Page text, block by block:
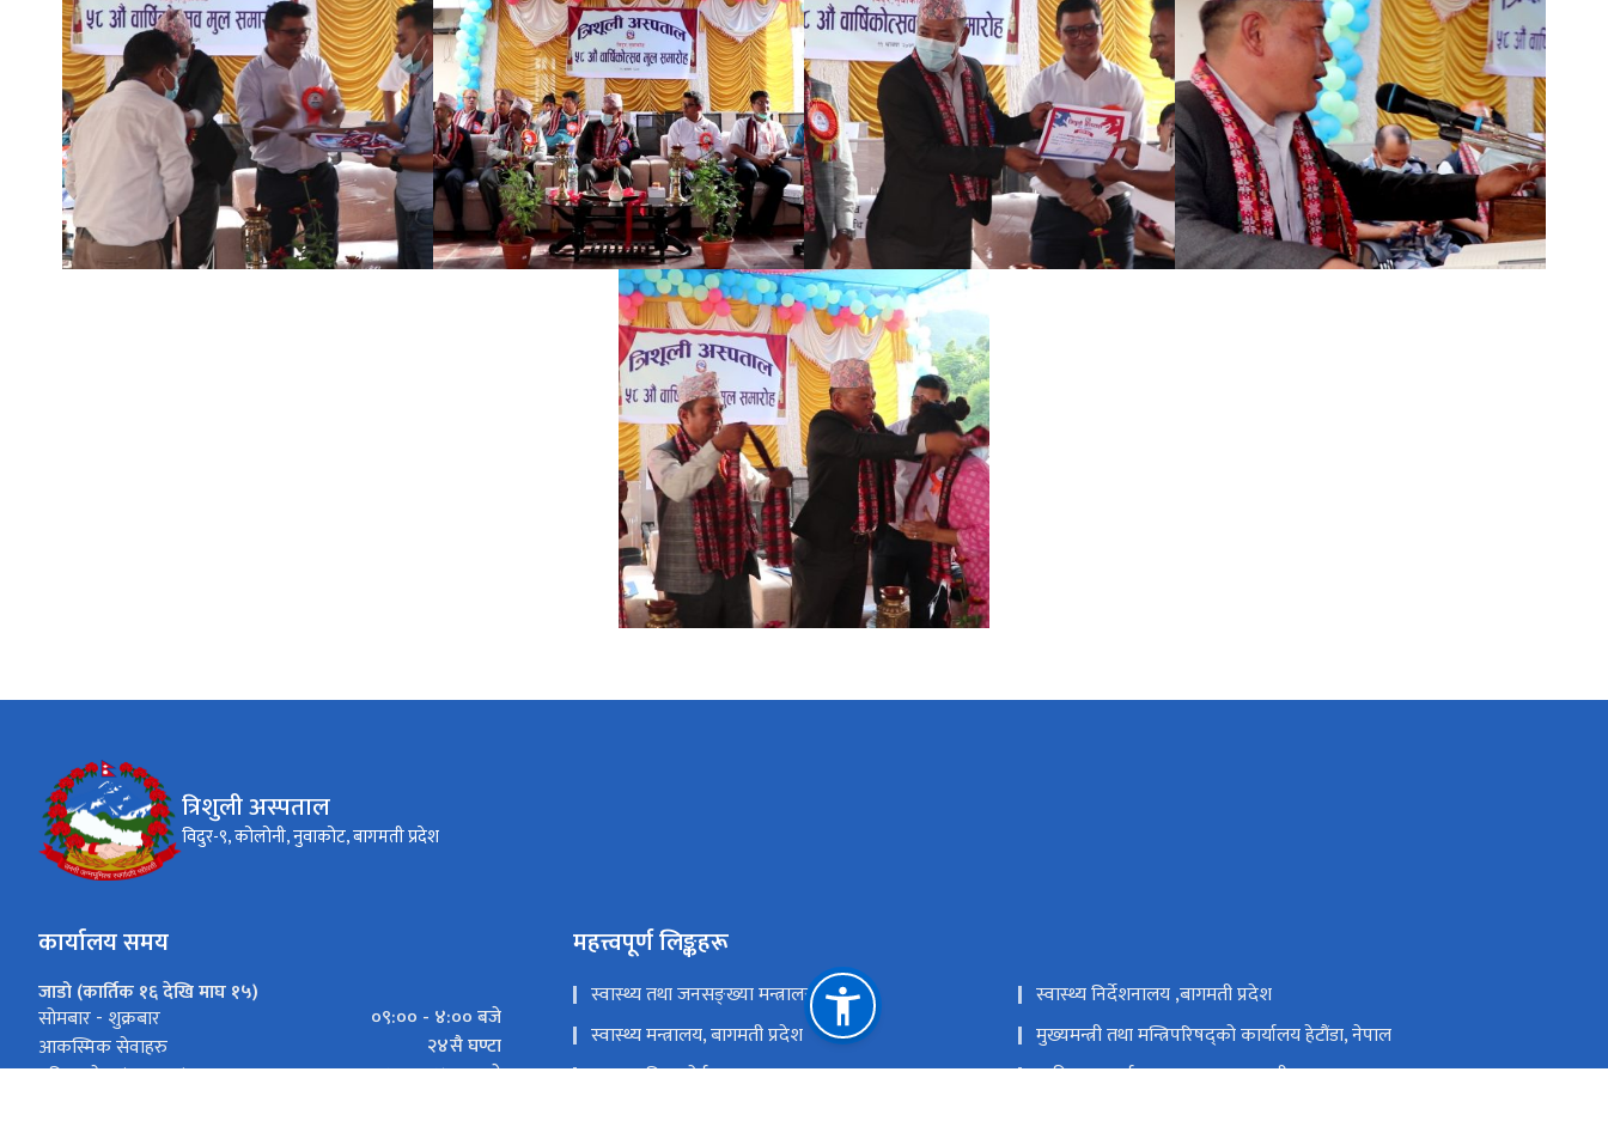
त्रिशुली अस्पताल
विदुर-९, कोलोनी, नुवाकोट, बागमती प्रदेश
कार्यालय समय
जाडो (कार्तिक १६ देखि माघ १५)
सोमबार - शुक्रबार
०९:०० - ४:०० बजे
आकस्मिक सेवाहरु
२४सै घण्टा
बहिरङ्ग सेवा (साधारण)
८:०० - ४:०० बजे
महत्त्वपूर्ण लिङ्कहरू
स्वास्थ्य तथा जनसङ्ख्या मन्त्रालय
स्वास्थ्य निर्देशनालय ,बागमती प्रदेश
स्वास्थ्य मन्त्रालय, बागमती प्रदेश
मुख्यमन्त्री तथा मन्त्रिपरिषद्को कार्यालय हेटौंडा, नेपाल
स्वास्थ्य बिमा बोर्ड
एकीकृत कार्यालय व्यवस्थापन प्रणाली